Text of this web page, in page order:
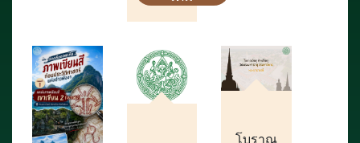
โบราณ